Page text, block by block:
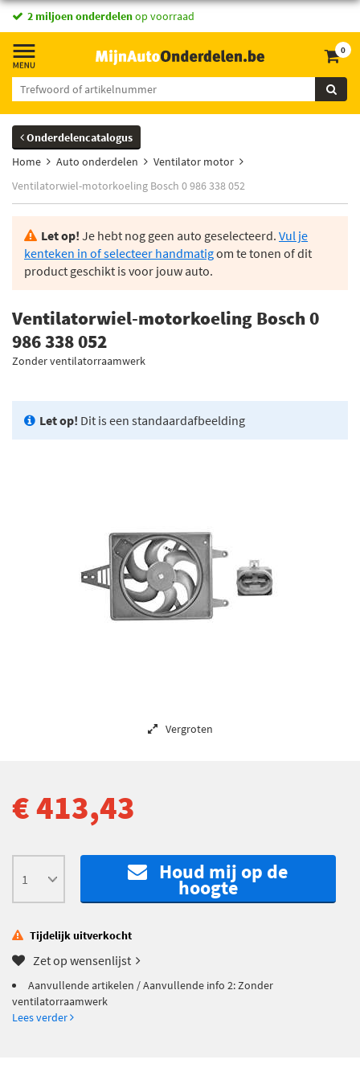
2 miljoen onderdelenop voorraad
0
Onderdelencatalogus
Home
Auto onderdelen
Ventilator motor
Ventilatorwiel-motorkoeling Bosch 0 986 338 052
Let op! Je hebt nog geen auto geselecteerd. Vul je
kenteken in of selecteer handmatigom te tonen of dit
product geschikt is voor jouw auto.
Ventilatorwiel-motorkoeling Bosch 0
986 338 052
Zonder ventilatorraamwerk
Let op! Dit is een standaardafbeelding
Vergroten
€ 413,43
Houd mij op de
hoogte
Tijdelijk uitverkocht
Zet op wensenlijst
Aanvullende artikelen / Aanvullende info 2: Zonder
ventilatorraamwerk
Lees verder